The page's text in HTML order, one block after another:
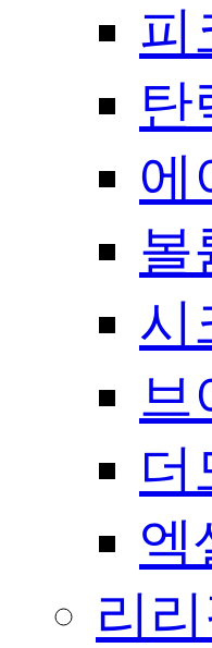
피
탄
에
볼
시
브
더
엑
리